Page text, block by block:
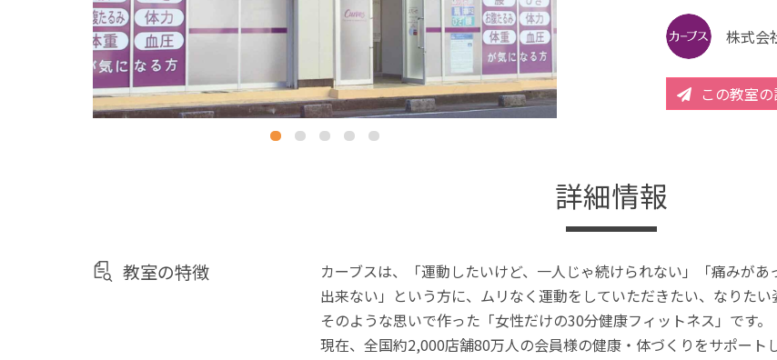
株式会
この教室
詳細情報
教室の特徴
カーブスは、「運動したいけど、一人じゃ続けられない」「痛みが
出来ない」という方に、ムリなく運動をしていただきたい、なりたい
そのような思いで作った「女性だけの30分健康フィットネス」です。
現在、全国約2,000店舗80万人の会員様の健康・体づくりをサポート